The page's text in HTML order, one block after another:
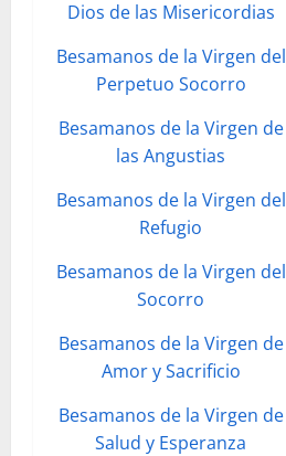
Dios de las Misericordias
Besamanos de la Virgen del
Perpetuo Socorro
Besamanos de la Virgen de
las Angustias
Besamanos de la Virgen del
Refugio
Besamanos de la Virgen del
Socorro
Besamanos de la Virgen de
Amor y Sacrificio
Besamanos de la Virgen de
Salud y Esperanza